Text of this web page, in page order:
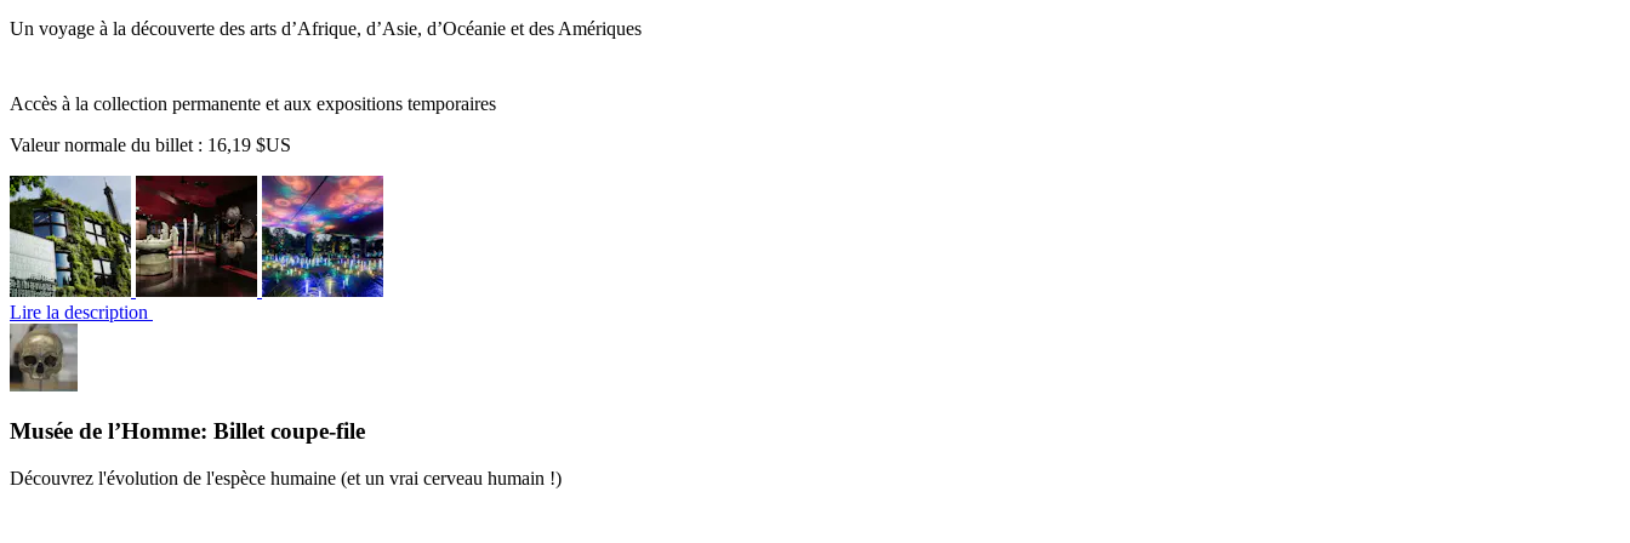
Un voyage à la découverte des arts d’Afrique, d’Asie, d’Océanie et des Amériques
Accès à la collection permanente et aux expositions temporaires
Valeur normale du billet : 16,19 $US
Lire la description
Musée de l’Homme: Billet coupe-file
Découvrez l'évolution de l'espèce humaine (et un vrai cerveau humain !)